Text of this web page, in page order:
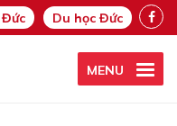
Đức Du học Đức
MENU